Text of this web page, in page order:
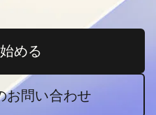
める
新しいタブで開く
お問い合わせ